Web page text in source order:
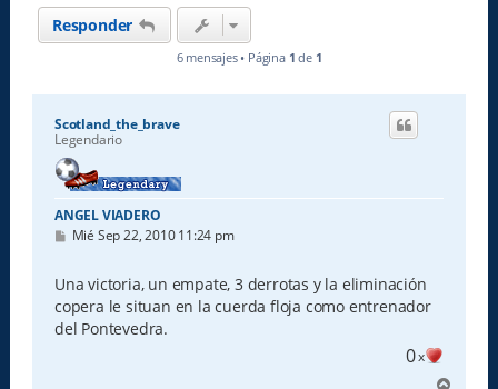
Responder
6 mensajes • Página 1 de 1
Scotland_the_brave
Legendario
ANGEL VIADERO
M
s
a
j
e
Mié Sep 22, 2010 11:24 pm
Una victoria, un empate, 3 derrotas y la eliminación
copera le situan en la cuerda floja como entrenador
del Pontevedra.
0x